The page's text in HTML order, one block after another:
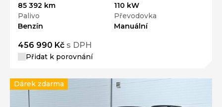
85 392 km
110 kW
Palivo
Benzín
Převodovka
Manuální
456 990 Kč s DPH
Přidat k porovnání
Dárek zdarma